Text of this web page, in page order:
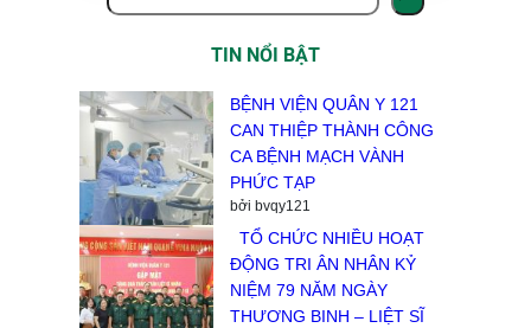
TIN NỔI BẬT
BỆNH VIỆN QUÂN Y 121
CAN THIỆP THÀNH CÔNG
CA BỆNH MẠCH VÀNH
PHỨC TẠP
bởi bvqy121
TỔ CHỨC NHIỀU HOẠT
ĐỘNG TRI ÂN NHÂN KỶ
NIỆM 79 NĂM NGÀY
THƯƠNG BINH – LIỆT SĨ